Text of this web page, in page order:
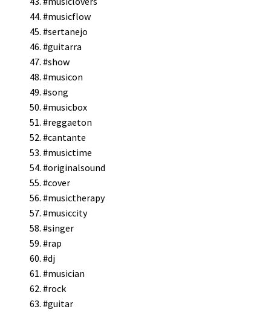
#musicflow
#sertanejo
#guitarra
#show
#musicon
#song
#musicbox
#reggaeton
#cantante
#musictime
#originalsound
#cover
#musictherapy
#musiccity
#singer
#rap
#dj
#musician
#rock
#guitar